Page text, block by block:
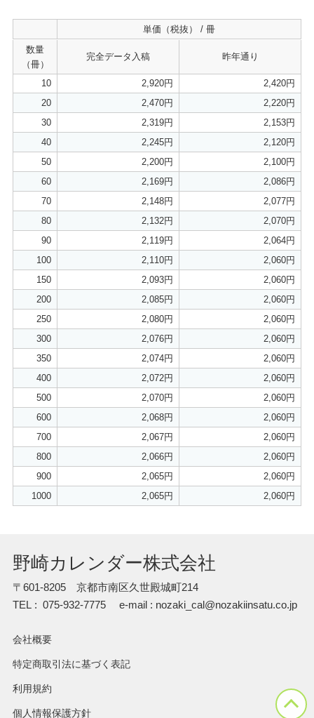
単価（税抜） / 冊
数量
（冊）
完全データ入稿 昨年通り
10 2,920円
2,420円
20
2,470円
2,220円
30
2,319円
2,153円
40
2,245円
2,120円
50
2,200円
2,100円
60
2,169円
2,086円
70
2,148円
2,077円
80
2,132円
2,070円
90
2,119円
2,064円
100
2,110円
2,060円
150
2,093円
2,060円
200
2,085円
2,060円
250
2,080円
2,060円
300
2,076円
2,060円
350
2,074円
2,060円
400
2,072円
2,060円
500
2,070円
2,060円
600
2,068円
2,060円
700
2,067円
2,060円
800
2,066円
2,060円
900
2,065円
2,060円
1000
2,065円 2,060円
野崎カレンダー株式会社
〒601-8205 京都市南区久世殿城町214
TEL : 075-932-7775
e-mail : nozaki_cal@nozakiinsatu.co.jp
会社概要
特定商取引法に基づく表記
利用規約
個人情報保護方針